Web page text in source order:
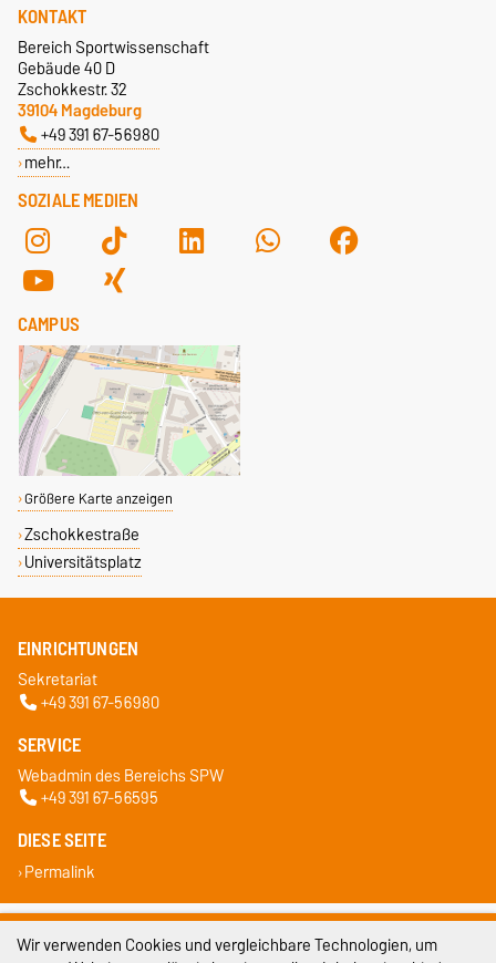
SOZIALE MEDIEN
KONTAKT
Bereich Sportwissenschaft
Gebäude 40 D
Zschokkestr. 32
39104 Magdeburg
+49 391 67-56980
mehr…
CAMPUS
Größere Karte anzeigen
Zschokkestraße
Universitätsplatz
EINRICHTUNGEN
Sekretariat
+49 391 67-56980
SERVICE
Webadmin des Bereichs SPW
+49 391 67-56595
DIESE SEITE
Permalink
Impressum
Wir verwenden Cookies und vergleichbare Technologien, um